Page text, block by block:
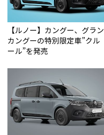
【ルノー】カングー、グラン
カングーの特別限定車”クル
ール”を発売